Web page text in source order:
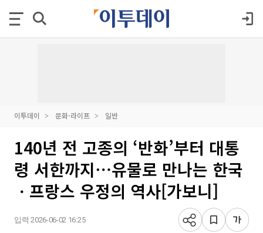
이투데이 문화·라이프 일반
140년 전 고종의 ‘반화’부터 대통
령 서한까지⋯유물로 만나는 한국
ㆍ프랑스 우정의 역사[가보니]
입력 2026-06-02 16:25